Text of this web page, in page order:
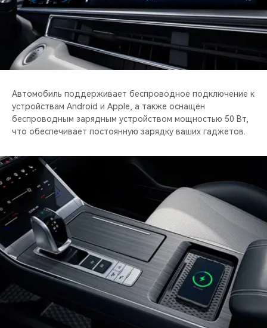
Автомобиль поддерживает беспроводное подключение к
устройствам Android и Apple, а также оснащён
беспроводным зарядным устройством мощностью 50 Вт,
что обеспечивает постоянную зарядку ваших гаджетов.